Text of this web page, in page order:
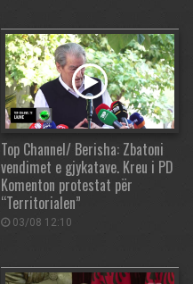
Top Channel/ Berisha: Zbatoni
vendimet e gjykatave. Kreu i PD
Komenton protestat për
“Territorialen”
03/08 12:10